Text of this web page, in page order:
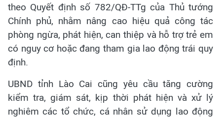
theo Quyết định số 782/QĐ-TTg của Thủ tướng
Chính phủ, nhằm nâng cao hiệu quả công tác
phòng ngừa, phát hiện, can thiệp và hỗ trợ trẻ em
có nguy cơ hoặc đang tham gia lao động trái quy
định.
UBND tỉnh Lào Cai cũng yêu cầu tăng cường
kiểm tra, giám sát, kịp thời phát hiện và xử lý
nghiêm các tổ chức, cá nhân sử dụng lao động